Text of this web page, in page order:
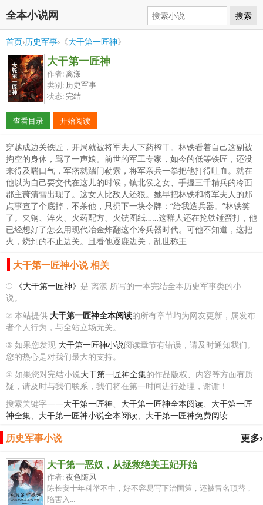
全本小说网 搜索
首页›历史军事›《大干第一匠神》
大干第一匠神
作者:离漾
类别: 历史军事
状态: 完结
查看目录 开始阅读
穿越成边关铁匠，开局就被将军夫人下药榨干。林铁看着自己这副被
掏空的身体，骂了一声娘。前世的军工专家，如今的低等铁匠，还没
来得及喘口气，军痞就踹门勒索，将军亲兵一拳把他打得吐血。就在
他以为自己要交代在这儿的时候，镇北侯之女、手握三千精兵的冷面
郡主萧清雪出现了。这女人比敌人还狠。她早把林铁和将军夫人的那
点事查了个底掉，不杀他，只扔下一块令牌：“给我造兵器。”林铁笑
了。夹钢、淬火、火药配方、火铳图纸……这群人还在抡铁锤蛮打，他
已经想好了怎么用现代冶金炸翻这个冷兵器时代。可他不知道，这把
火，烧到的不止边关。且看他逐鹿边关，乱世称王
大干第一匠神小说 相关
① 《大干第一匠神》 是 离漾 所写的一本完结全本历史军事类的小
说。
② 本站提供 大干第一匠神全本阅读的所有章节均为网友更新，属发布
者个人行为，与全站立场无关。
③ 如果您发现 大干第一匠神小说阅读章节有错误，请及时通知我们。
您的热心是对我们最大的支持。
④ 如果您对完结小说大干第一匠神全集的作品版权、内容等方面有质
疑，请及时与我们联系，我们将在第一时间进行处理，谢谢！
搜索关键字——大干第一匠神、 大干第一匠神全本阅读、 大干第一匠
神全集、 大干第一匠神小说全本阅读、 大干第一匠神免费阅读
更多›
历史军事小说
大干第一恶奴，从拯救绝美王妃开始
作者:夜色随风
陈长安十年科举不中，好不容易写下治国策，还被冒名顶替，
陷害入...